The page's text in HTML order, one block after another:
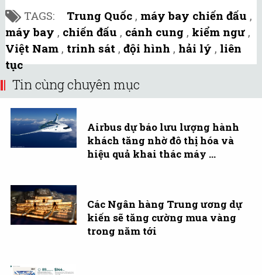
TAGS: Trung Quốc , máy bay chiến đấu ,
máy bay , chiến đấu , cánh cung , kiểm ngư ,
Việt Nam , trinh sát , đội hình , hải lý , liên
tục
Tin cùng chuyên mục
Airbus dự báo lưu lượng hành
khách tăng nhờ đô thị hóa và
hiệu quả khai thác máy ...
Các Ngân hàng Trung ương dự
kiến sẽ tăng cường mua vàng
trong năm tới